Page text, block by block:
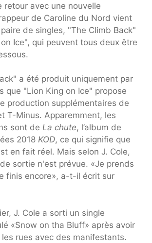
retour avec une nouvelle
de Caroline du Nord vient
de singles, "The Climb Back"
Ice", qui peuvent tous deux être
a été produit uniquement par
que "Lion King on Ice" propose
production supplémentaires de
T-Minus. Apparemment, les
sont de La chute, l’album de
2018 KOD, ce qui signifie que
en fait réel. Mais selon J. Cole,
sortie n'est prévue. «Je prends
finis encore», a-t-il écrit sur
J. Cole a sorti un single
«Snow on tha Bluff» après avoir
rues avec des manifestants.